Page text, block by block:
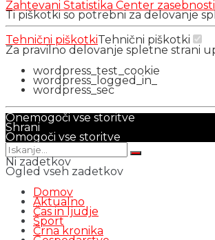
Zahtevani Statistika Center zasebnosti
Ti piškotki so potrebni za delovanje
Tehnični piškotkiTehnični piškotki
Za pravilno delovanje spletne strani
wordpress_test_cookie
wordpress_logged_in_
wordpress_sec
Onemogoči vse storitve
Shrani
Omogoči vse storitve
Ni zadetkov
Ogled vseh zadetkov
Domov
Aktualno
Čas in ljudje
Šport
Črna kronika